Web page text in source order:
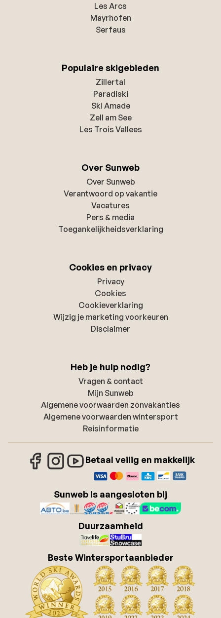
Les Arcs
Mayrhofen
Serfaus
Populaire skigebieden
Zillertal
Paradiski
Ski Amade
Zell am See
Les Trois Vallees
Over Sunweb
Over Sunweb
Verantwoord op vakantie
Vacatures
Pers & media
Toegankelijkheidsverklaring
Cookies en privacy
Privacy
Cookies
Cookieverklaring
Wijzig je marketing voorkeuren
Disclaimer
Heb je hulp nodig?
Vragen & contact
Mijn Sunweb
Algemene voorwaarden zonvakanties
Algemene voorwaarden wintersport
Reisinformatie
Betaal veilig en makkelijk
Sunweb is aangesloten bij
Duurzaamheid
Beste Wintersportaanbieder